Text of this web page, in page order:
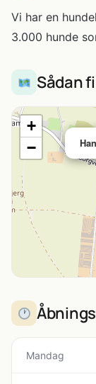
Vi har en
3.000 hunde
Sådan
+
−
Mandag